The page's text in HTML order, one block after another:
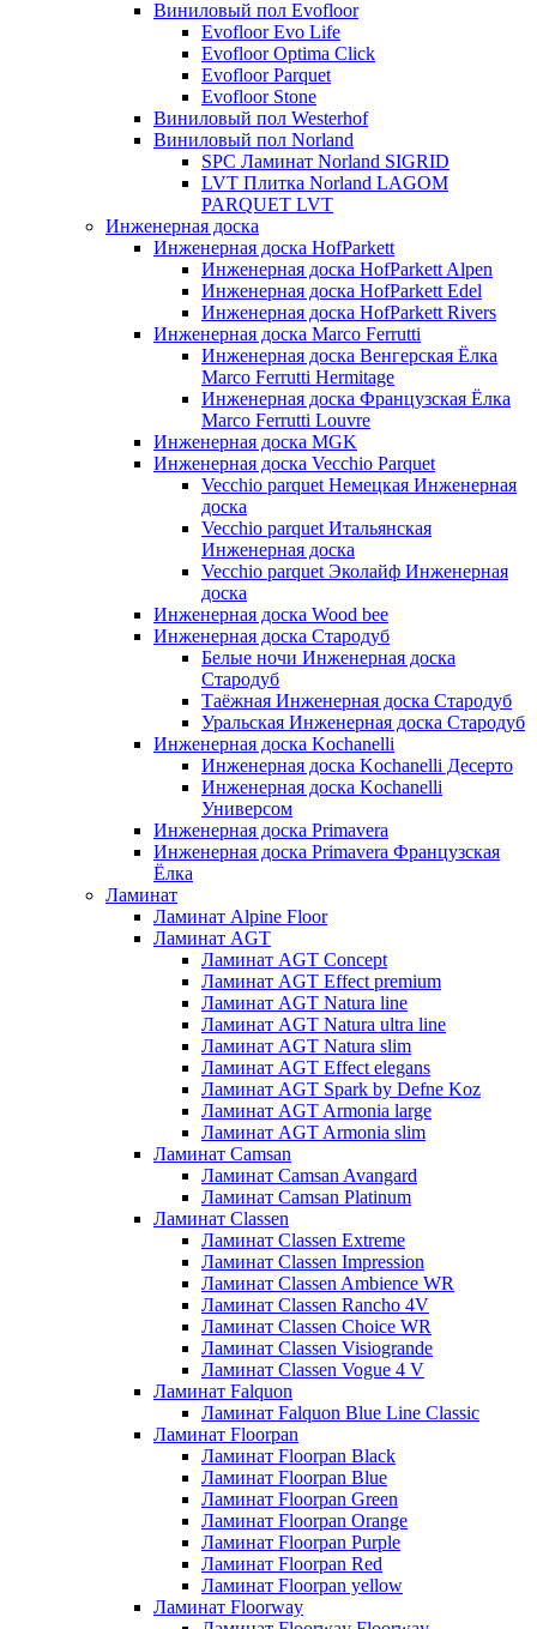
Виниловый пол Evofloor
Evofloor Evo Life
Evofloor Optima Click
Evofloor Parquet
Evofloor Stone
Виниловый пол Westerhof
Виниловый пол Norland
SPC Ламинат Norland SIGRID
LVT Плитка Norland LAGOM
PARQUET LVT
Инженерная доска
Инженерная доска HofParkett
Инженерная доска HofParkett Alpen
Инженерная доска HofParkett Edel
Инженерная доска HofParkett Rivers
Инженерная доска Marco Ferrutti
Инженерная доска Венгерская Ёлка
Marco Ferrutti Hermitage
Инженерная доска Французская Ёлка
Marco Ferrutti Louvre
Инженерная доска MGK
Инженерная доска Vecchio Parquet
Vecchio parquet Немецкая Инженерная
доска
Vecchio parquet Итальянская
Инженерная доска
Vecchio parquet Эколайф Инженерная
доска
Инженерная доска Wood bee
Инженерная доска Стародуб
Белые ночи Инженерная доска
Стародуб
Таёжная Инженерная доска Стародуб
Уральская Инженерная доска Стародуб
Инженерная доска Kochanelli
Инженерная доска Kochanelli Десерто
Инженерная доска Kochanelli
Универсом
Инженерная доска Primavera
Инженерная доска Primavera Французская
Ёлка
Ламинат
Ламинат Alpine Floor
Ламинат AGT
Ламинат AGT Concept
Ламинат AGT Effect premium
Ламинат AGT Natura line
Ламинат AGT Natura ultra line
Ламинат AGT Natura slim
Ламинат AGT Effect elegans
Ламинат AGT Spark by Defne Koz
Ламинат AGT Armonia large
Ламинат AGT Armonia slim
Ламинат Camsan
Ламинат Camsan Avangard
Ламинат Camsan Platinum
Ламинат Classen
Ламинат Classen Extreme
Ламинат Classen Impression
Ламинат Classen Ambience WR
Ламинат Classen Rancho 4V
Ламинат Classen Choice WR
Ламинат Classen Visiogrande
Ламинат Classen Vogue 4 V
Ламинат Falquon
Ламинат Falquon Blue Line Classic
Ламинат Floorpan
Ламинат Floorpan Black
Ламинат Floorpan Blue
Ламинат Floorpan Green
Ламинат Floorpan Orange
Ламинат Floorpan Purple
Ламинат Floorpan Red
Ламинат Floorpan yellow
Ламинат Floorway